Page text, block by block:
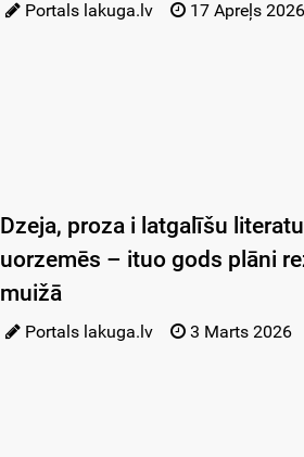
Portals lakuga.lv 17 Apreļs 2026
Dzeja, proza i latgalīšu
uorzemēs – ituo gods plāni
muižā
Portals lakuga.lv 3 Marts 2026